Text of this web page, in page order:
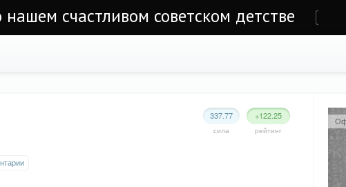
нашем счастливом советском детстве
+122.25
рейтинг
337.77
сила